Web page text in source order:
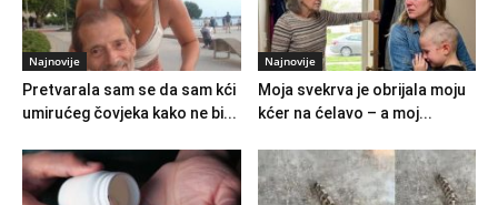
Najnovije
Pretvarala sam se da sam kći
umirućeg čovjeka kako ne bi...
Najnovije
Moja svekrva je obrijala moju
kćer na ćelavo – a moj...